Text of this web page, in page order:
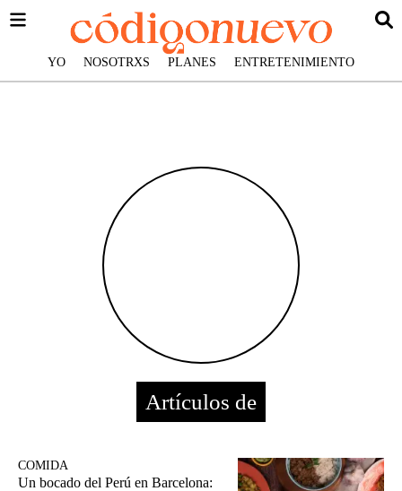
YO NOSOTRXS PLANES ENTRETENIMIENTO
Artículos de
COMIDA
Un bocado del Perú en Barcelona: